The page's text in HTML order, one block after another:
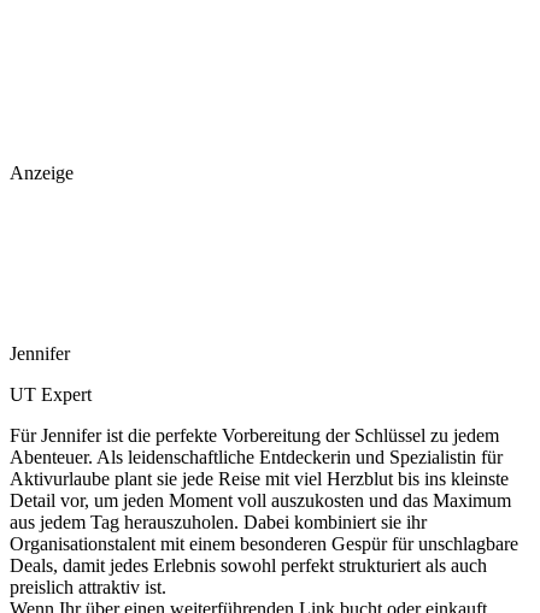
Anzeige
Jennifer
UT Expert
Für Jennifer ist die perfekte Vorbereitung der Schlüssel zu jedem
Abenteuer. Als leidenschaftliche Entdeckerin und Spezialistin für
Aktivurlaube plant sie jede Reise mit viel Herzblut bis ins kleinste
Detail vor, um jeden Moment voll auszukosten und das Maximum
aus jedem Tag herauszuholen. Dabei kombiniert sie ihr
Organisationstalent mit einem besonderen Gespür für unschlagbare
Deals, damit jedes Erlebnis sowohl perfekt strukturiert als auch
preislich attraktiv ist.
Wenn Ihr über einen weiterführenden Link bucht oder einkauft,